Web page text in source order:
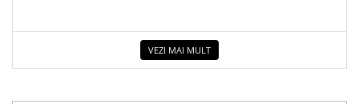
VEZI MAI MULT